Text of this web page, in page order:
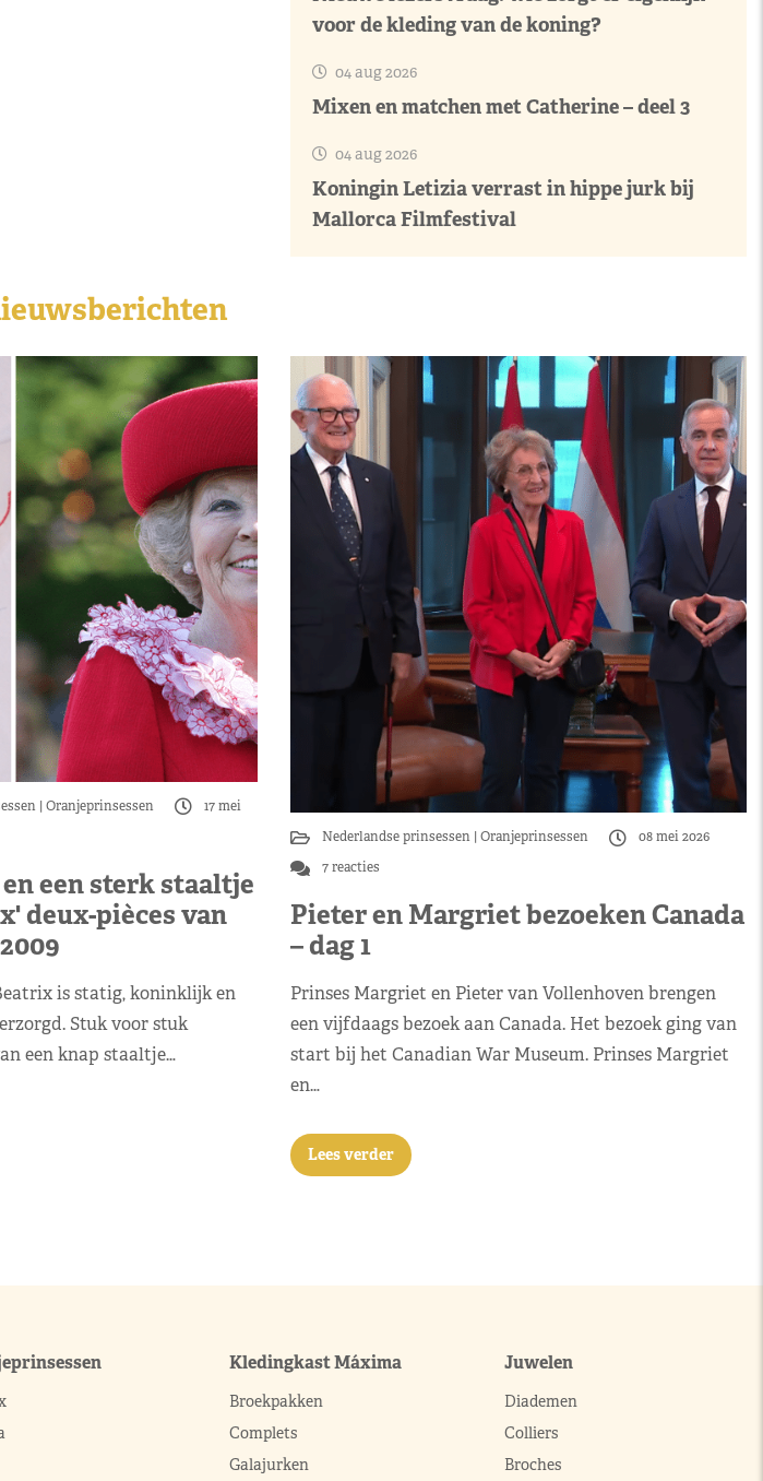
voor de kleding van de koning?
04 aug 2026
Mixen en matchen met Catherine – deel 3
04 aug 2026
Koningin Letizia verrast in hippe jurk bij
Mallorca Filmfestival
Oranjeprinsessen
17 mei
een sterk staaltje
deux-pièces van
is statig, koninklijk en
Stuk voor stuk
een knap staaltje…
Nederlandse prinsessen Oranjeprinsessen
08 mei 2026
7 reacties
Pieter en Margriet bezoeken Canada
– dag 1
Prinses Margriet en Pieter van Vollenhoven brengen
een vijfdaags bezoek aan Canada. Het bezoek ging van
start bij het Canadian War Museum. Prinses Margriet
en…
Lees verder
Kledingkast Máxima
Broekpakken
Complets
Galajurken
Juwelen
Diademen
Colliers
Broches